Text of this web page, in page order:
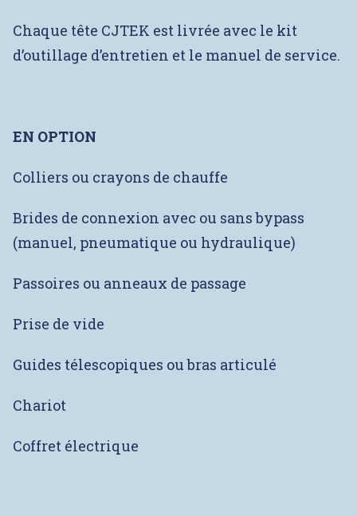
Chaque tête CJTEK est livrée avec le kit
d’outillage d’entretien et le manuel de service.
EN OPTION
Colliers ou crayons de chauffe
Brides de connexion avec ou sans bypass
(manuel, pneumatique ou hydraulique)
Passoires ou anneaux de passage
Prise de vide
Guides télescopiques ou bras articulé
Chariot
Coffret électrique